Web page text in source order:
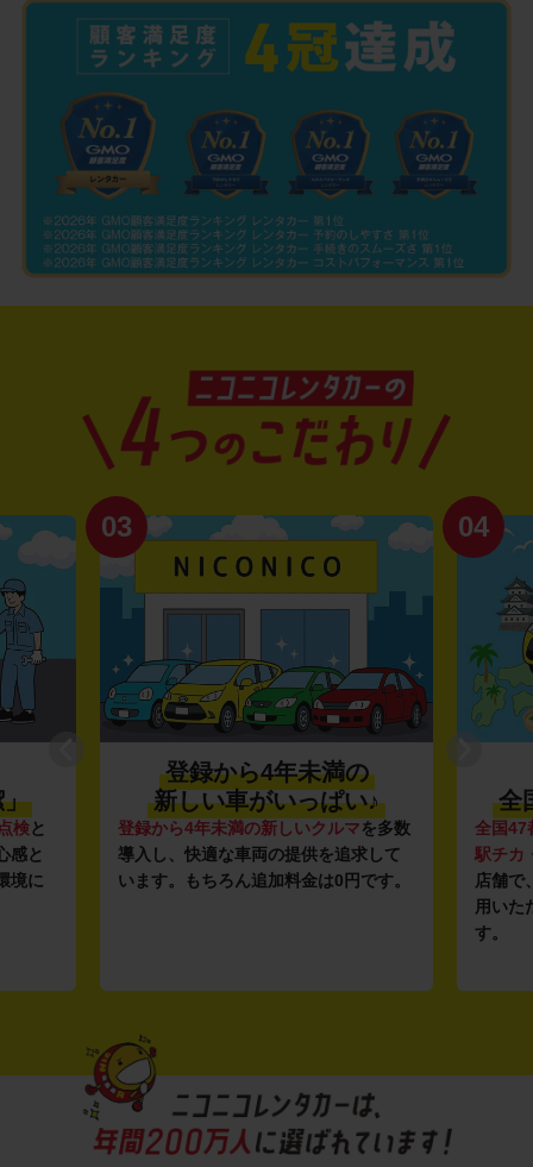
」
検と
感と
境に
03
登録から4年未満の
新しい車がいっぱい♪
登録から4年未満の新しいクルマを多数
導入し、快適な車両の提供を追求して
います。もちろん追加料金は0円です。
04
全
全国47
駅チカ
店舗で
用いた
す。